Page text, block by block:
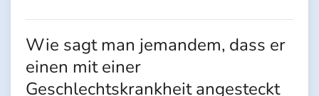
Wie sagt man jemandem, dass er
einen mit einer
Geschlechtskrankheit angesteckt